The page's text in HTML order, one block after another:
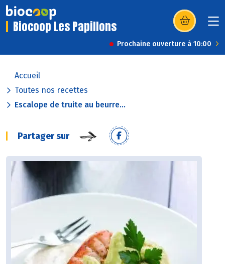
Biocoop Les Papillons (s’ouvre dans
Prochaine ouverture à 10:00
Accueil
Toutes nos recettes
Escalope de truite au beurre...
Partager sur